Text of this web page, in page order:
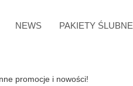
NEWS PAKIETY ŚLUBNE